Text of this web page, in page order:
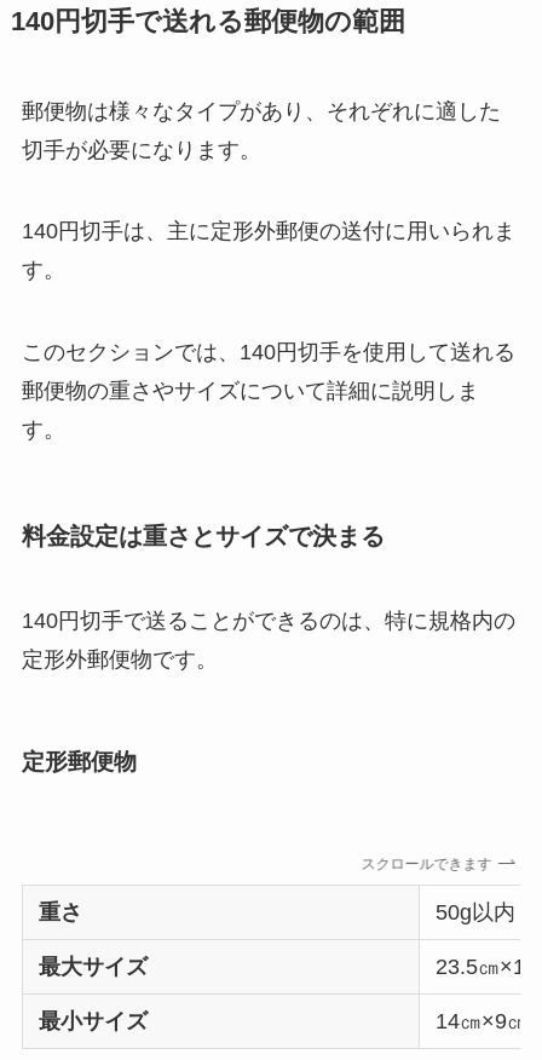
140円切手で送れる郵便物の範囲
郵便物は様々なタイプがあり、それぞれに適した
切手が必要になります。
140円切手は、主に定形外郵便の送付に用いられま
す。
このセクションでは、140円切手を使用して送れる
郵便物の重さやサイズについて詳細に説明しま
す。
料金設定は重さとサイズで決まる
140円切手で送ることができるのは、特に規格内の
定形外郵便物です。
定形郵便物
スクロールできます
重さ 50g以内
最大サイズ 23.5㎝
最小サイズ 14㎝×9㎝